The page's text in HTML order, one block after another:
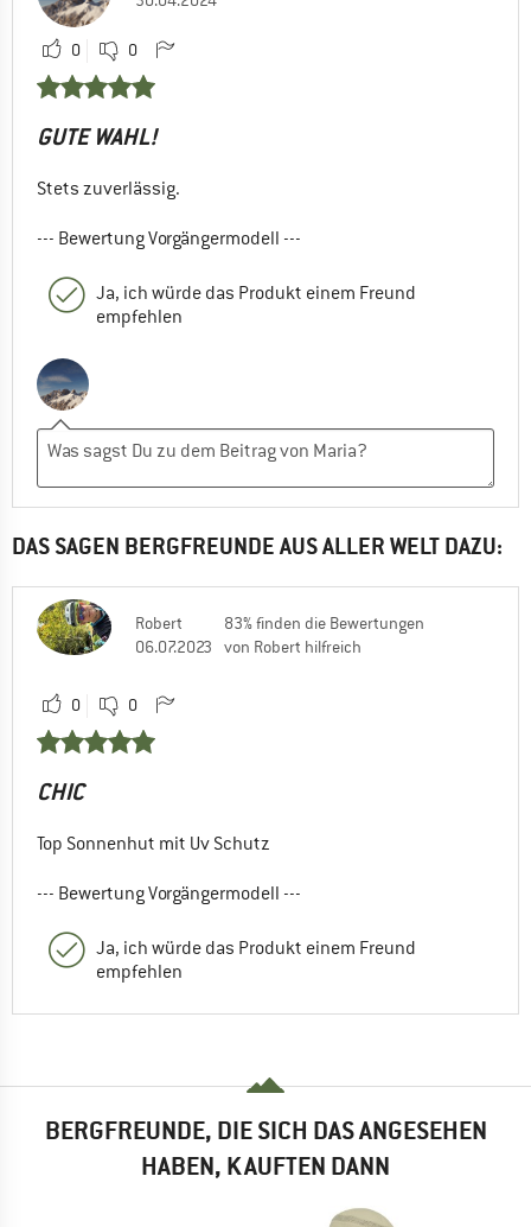
0 0
GUTE WAHL!
Stets zuverlässig.
--- Bewertung Vorgängermodell ---
Ja, ich würde das Produkt einem Freund
empfehlen
DAS SAGEN BERGFREUNDE AUS ALLER WELT DAZU:
Robert
06.07.2023
83% finden die Bewertungen
von Robert hilfreich
0 0
CHIC
Top Sonnenhut mit Uv Schutz
--- Bewertung Vorgängermodell ---
Ja, ich würde das Produkt einem Freund
empfehlen
BERGFREUNDE, DIE SICH DAS ANGESEHEN
HABEN, KAUFTEN DANN